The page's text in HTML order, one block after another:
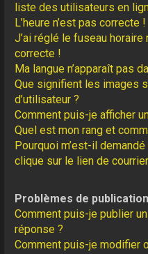
liste des utilisateurs en
L’heure n’est pas correcte !
J’ai réglé le fuseau horaire
correcte !
Ma langue n’apparaît pas
Que signifient les images
d’utilisateur ?
Comment puis-je afficher
Quel est mon rang et
Pourquoi m’est-il
clique sur le lien de
Problèmes de publication
Comment puis-je publier
réponse ?
Comment puis-je modifier